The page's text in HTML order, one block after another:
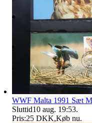
WWF Malta 1991 Sæt
Sluttid10 aug. 19:53.
Pris:25 DKK,Køb nu.